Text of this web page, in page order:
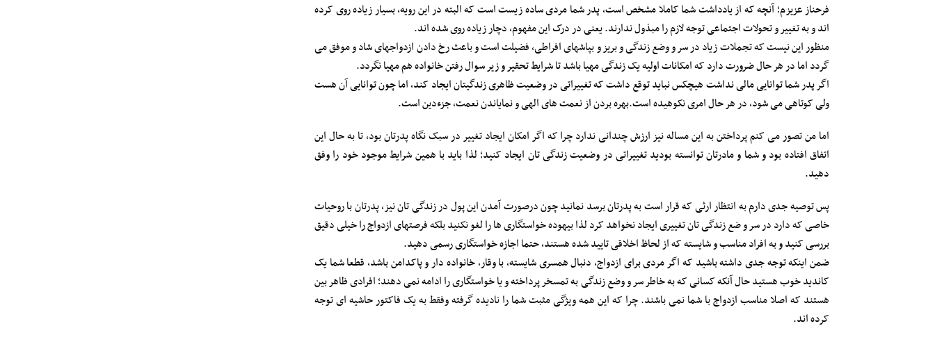
فرحناز عزیزم؛ آنچه که از یادداشت شما کاملا مشخص است، پدر شما مردی ساده زیست است که البته در این رویه، بسیار زیاده روی کرده
اند و به تغییر و تحولات اجتماعی توجه لازم را مبذول ندارند. یعنی در درک این مفهوم، دچار زیاده روی شده اند.
منظور این نیست که تجملات زیاد در سر و وضع زندگی و بریز و بپاشهای افراطی، فضیلت است و باعث رخ دادن ازدواجهای شاد و موفق می
گردد اما در هر حال ضرورت دارد که امکانات اولیه یک زندگی مهیا باشد تا شرایط تحقیر و زیر سوال رفتن خانواده هم مهیا نگردد.
اگر پدر شما توانایی مالی نداشت هیچکس نباید توقع داشت که تغییراتی در وضعیت ظاهری زندگیتان ایجاد کند، اما چون توانایی آن هست
ولی کوتاهی می شود، در هر حال امری نکوهیده است.بهره بردن از نعمت های الهی و نمایاندن نعمت، جزءدین است.
اما من تصور می کنم پرداختن به این مساله نیز ارزش چندانی ندارد چرا که اگر امکان ایجاد تغییر در سبک نگاه پدرتان بود، تا به حال این
اتفاق افتاده بود و شما و مادرتان توانسته بودید تغییراتی در وضعیت زندگی تان ایجاد کنید؛ لذا باید با همین شرایط موجود خود را وفق
دهید.
پس توصیه جدی دارم به انتظار ارثی که قرار است به پدرتان برسد نمانید چون درصورت آمدن این پول در زندگی تان نیز، پدرتان با روحیات
خاصی که دارد در سر و ضع زندگی تان تغییری ایجاد نخواهد کرد لذا بیهوده خواستگاری ها را لغو نکنید بلکه فرصتهای ازدواج را خیلی دقیق
بررسی کنید و به افراد مناسب و شایسته که از لحاظ اخلاقی تایید شده هستند، حتما اجازه خواستگاری رسمی دهید.
ضمن اینکه توجه جدی داشته باشید که اگر مردی برای ازدواج، دنبال همسری شایسته، با وقار، خانواده دار و پاکدامن باشد، قطعا شما یک
کاندید خوب هستید حال آنکه کسانی که به خاطر سر و وضع زندگی به تمسخر پرداخته و یا خواستگاری را ادامه نمی دهند؛ افرادی ظاهر بین
هستند که اصلا مناسب ازدواج با شما نمی باشند. چرا که این همه ویژگی مثبت شما را نادیده گرفته وفقط به یک فاکتور حاشیه ای توجه
کرده اند.